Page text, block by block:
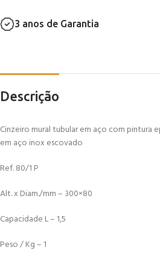
3 anos de Garantia
Descrição
Cinzeiro mural tubular em aço com pintura
em aço inox escovado
Ref. 80/1 P
Alt. x Diam./mm – 300×80
Capacidade L – 1,5
Peso / Kg – 1